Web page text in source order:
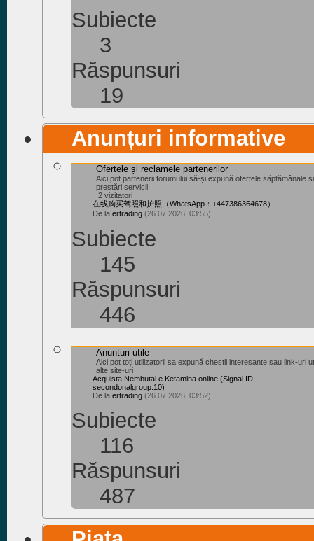
Subiecte
3
Răspunsuri
19
Anunțuri informative
Ofertele și reclamele partenerilor
Aici pot partenerii forumului să-și expună ofertele săptămânale
prestări servicii
2 vizitatori
在线购买驾照和护照（WhatsApp：+447386364678）
De la ertrading (26.07.2026, 03:55)
Subiecte
145
Răspunsuri
446
Anunturi utile
Aici pot toți utilizatorii sa expună chestii interesante sau link-uri
alte site-uri
Acquista Nembutal e Ketamina online (Signal ID:
secondonalgroup.10)
De la ertrading (26.07.2026, 03:52)
Subiecte
116
Răspunsuri
487